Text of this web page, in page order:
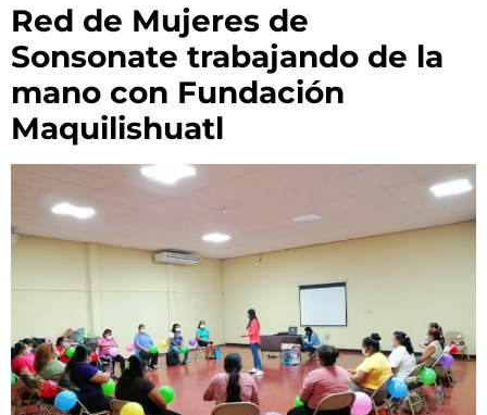
Red de Mujeres de
Sonsonate trabajando de la
mano con Fundación
Maquilishuatl